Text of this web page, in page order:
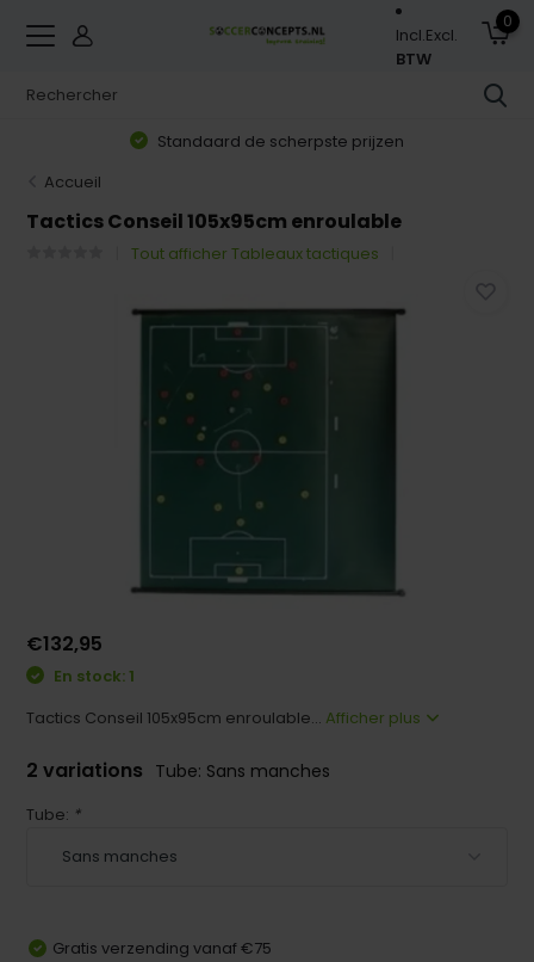
Incl.Excl.
BTW
0
Standaard de scherpste prijzen
Accueil
Tactics Conseil 105x95cm enroulable
Tout afficher Tableaux tactiques
€132,95
En stock: 1
Tactics Conseil 105x95cm enroulable... Afficher plus
2 variations Tube: Sans manches
Tube: *
Gratis verzending vanaf €75